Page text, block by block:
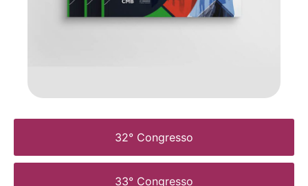
32° Congresso
33° Congresso